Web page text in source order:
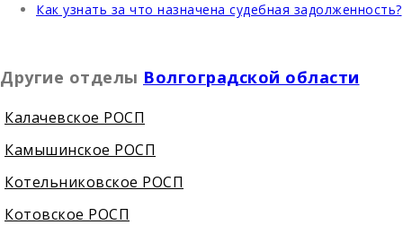
Как узнать за что назначена судебная задолженность?
Другие отделы Волгоградской области
Калачевское РОСП
Камышинское РОСП
Котельниковское РОСП
Котовское РОСП